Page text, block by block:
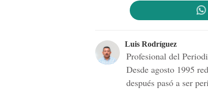
Luis Rodríguez
Profesional del
Desde agosto 1995
después pasó a ser